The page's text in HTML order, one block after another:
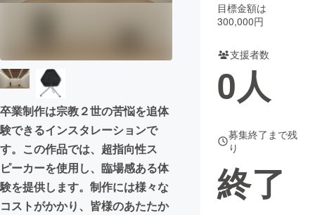
チャレンジ
まちづくり・地域活性化
CAMPFIRE for Social Good
CAMPFIRE Creation
CAMPFIREふるさと納税
卒業制作は宗教２世の苦悩を追体
験できるインスタレーションで
す。この作品では、超指向性ス
ピーカーを使用し、臨場感ある体
験を提供します。制作には様々な
コストがかかり、皆様のあたたか
目標金額は
300,000円
支援者数
0人
募集終了まで残
り
終了